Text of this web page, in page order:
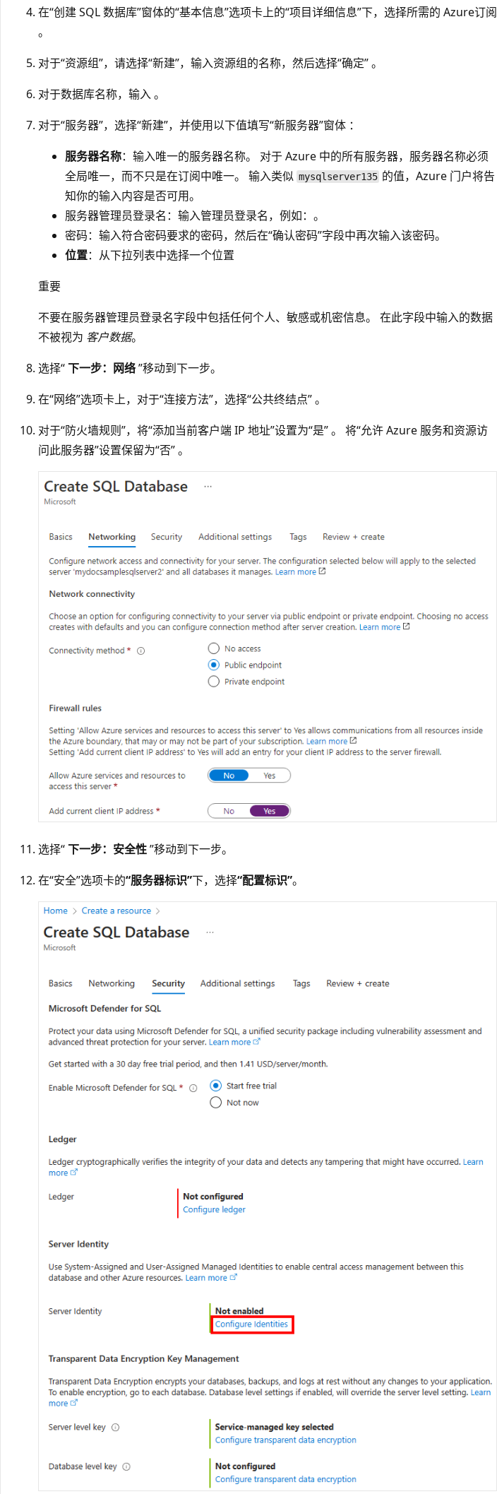
在“创建 SQL 数据库”窗体的“基本信息”选项卡上的“项目详细信息”下，选择所需的 Azure订阅
。
对于“资源组”，请选择“新建”，输入资源组的名称，然后选择“确定” 。
对于数据库名称，输入。
对于“服务器”，选择“新建”，并使用以下值填写“新服务器”窗体 ：
服务器名称：输入唯一的服务器名称。 对于 Azure 中的所有服务器，服务器名称必须
全局唯一，而不只是在订阅中唯一。 输入类似 mysqlserver135 的值，Azure 门户将告
知你的输入内容是否可用。
服务器管理员登录名：输入管理员登录名，例如： 。
密码：输入符合密码要求的密码，然后在“确认密码”字段中再次输入该密码。
位置：从下拉列表中选择一个位置
重要
不要在服务器管理员登录名字段中包括任何个人、敏感或机密信息。 在此字段中输入的数据
不被视为 客户数据。
选择“下一步：网络”移动到下一步。
在“网络”选项卡上，对于“连接方法”，选择“公共终结点” 。
对于“防火墙规则”，将“添加当前客户端 IP 地址”设置为“是” 。 将“允许 Azure 服务和资源访
问此服务器”设置保留为“否” 。
选择“下一步：安全性”移动到下一步。
在“安全”选项卡的“服务器标识”下，选择“配置标识”。